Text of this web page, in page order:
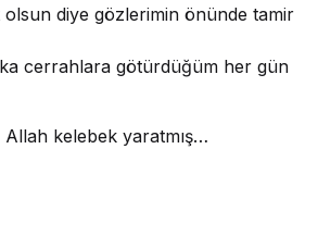
olsun diye gözlerimin önünde tamir
cerrahlara götürdüğüm her gün
Allah kelebek yaratmış…